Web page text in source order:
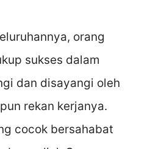
orang
sukses dalam
dan disayangi oleh
rekan kerjanya.
cocok bersahabat